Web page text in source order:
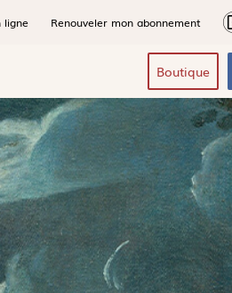
ligne Renouveler mon abonnement
Boutique